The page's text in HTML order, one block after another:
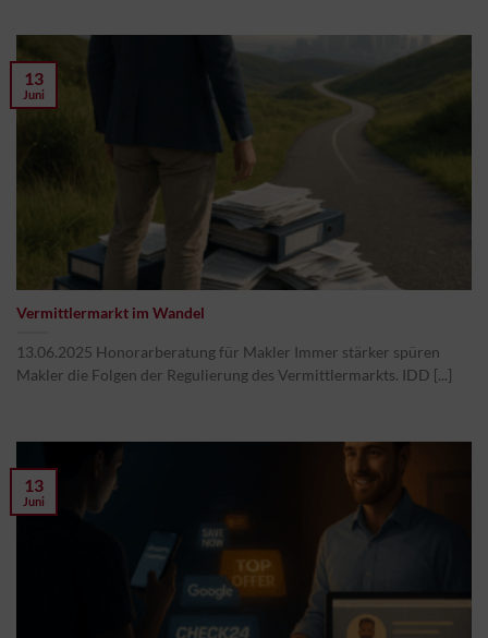
Vermittlermarkt im Wandel
13.06.2025 Honorarberatung für Makler Immer stärker spüren
Makler die Folgen der Regulierung des Vermittlermarkts. IDD [...]
13
Juni
13
Juni